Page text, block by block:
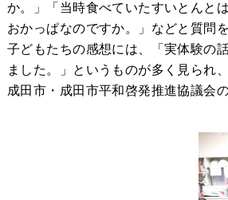
か。」「当時食べていたすいとんと
おかっぱなのですか。」などと質問
子どもたちの感想には、「実体験の
ました。」というものが多く見られ
成田市・成田市平和啓発推進協議会